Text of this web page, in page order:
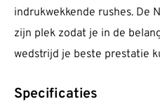
indrukwekkende rushes. De
zijn plek zodat je in de
wedstrijd je beste prestatie
Specificaties